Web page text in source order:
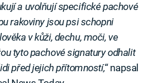
a uvolňují specifické pachové
rakoviny jsou psi schopni
v kůži, dechu, moči, ve
tyto pachové signatury odhalit
před jejich přítomností,“ napsal